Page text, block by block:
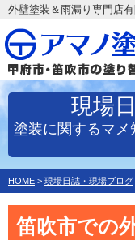
外壁塗装＆雨漏り専門店
現場
塗装に関するマ
HOME > 現場日誌・現場ブログ
笛吹市での